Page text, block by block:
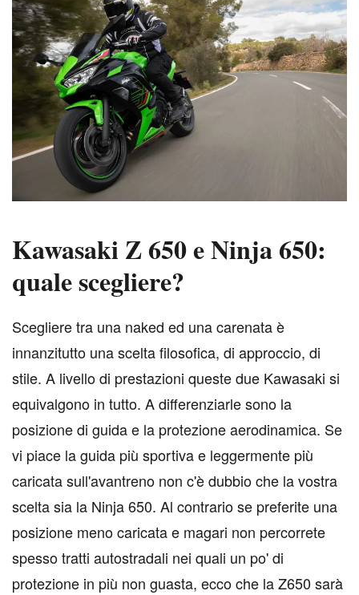
Kawasaki Z 650 e Ninja 650:
quale scegliere?
Scegliere tra una naked ed una carenata è
innanzitutto una scelta filosofica, di approccio, di
stile. A livello di prestazioni queste due Kawasaki si
equivalgono in tutto. A differenziarle sono la
posizione di guida e la protezione aerodinamica. Se
vi piace la guida più sportiva e leggermente più
caricata sull'avantreno non c'è dubbio che la vostra
scelta sia la Ninja 650. Al contrario se preferite una
posizione meno caricata e magari non percorrete
spesso tratti autostradali nei quali un po' di
protezione in più non guasta, ecco che la Z650 sarà